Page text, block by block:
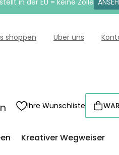
in der EU = keine Zölle
shoppen Über uns
Ihre Wunschliste
Kreativer Wegweiser